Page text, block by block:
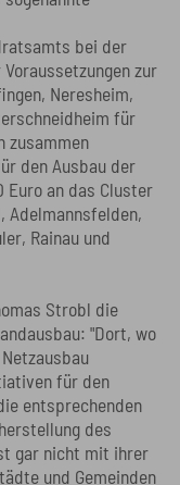
bei der
zur
Neresheim,
für
zusammen
den Ausbau der
Euro an das Cluster
Adelmannsfelden,
Rainau und
Strobl die
"Dort, wo
für den
entsprechenden
des
gar nicht mit ihrer
und Gemeinden